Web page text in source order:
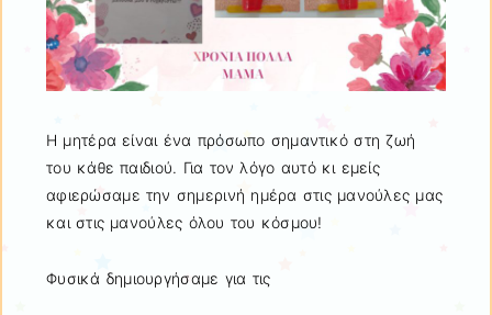
Η μητέρα είναι ένα πρόσωπο σημαντικό στη ζωή
του κάθε παιδιού. Για τον λόγο αυτό κι εμείς
αφιερώσαμε την σημερινή ημέρα στις μανούλες μας
και στις μανούλες όλου του κόσμου!
Φυσικά δημιουργήσαμε για τις